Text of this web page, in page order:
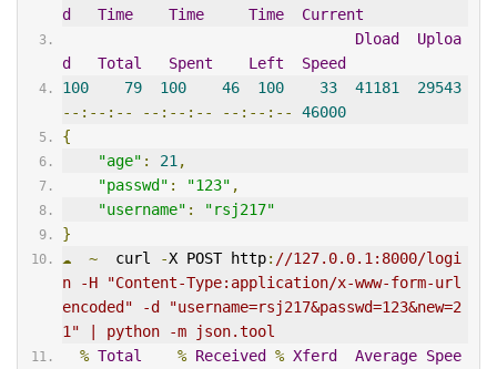
d
Time Time Time
Current
Dload
Uploa
d
Total Spent Left
Speed
100
79 100 46 100 33 41181
29543
--:--:--
--:--:-- --:--:--
46000
{
"age" : 21 ,
"passwd" : "123" ,
"username" :
"rsj217"
}
☁
~
  curl
-X POST http: //127.0.0.1:8000/logi
n -H "Content-Type:application/x-www-form-url
encoded" -d "username=rsj217&passwd=123&new=2
1" | python -m json.tool
% Total % Received % Xferd Average Spee